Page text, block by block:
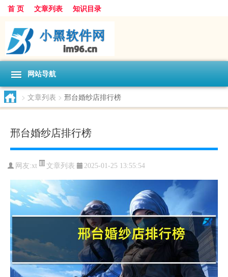
首 页 文章列表 知识目录
网站导航
> 文章列表 > 邢台婚纱店排行榜
邢台婚纱店排行榜
网友:xt 文章列表 2025-01-25 13:55:54